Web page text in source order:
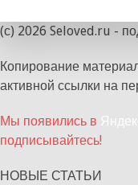
(с) 2026 Seloved.ru -
Копирование
активной ссылки на
Мы появились в
подписывайтесь!
НОВЫЕ СТАТЬИ